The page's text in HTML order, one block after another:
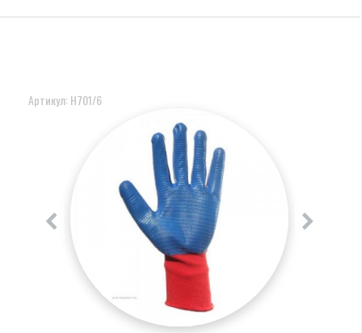
Артикул: Н701/6